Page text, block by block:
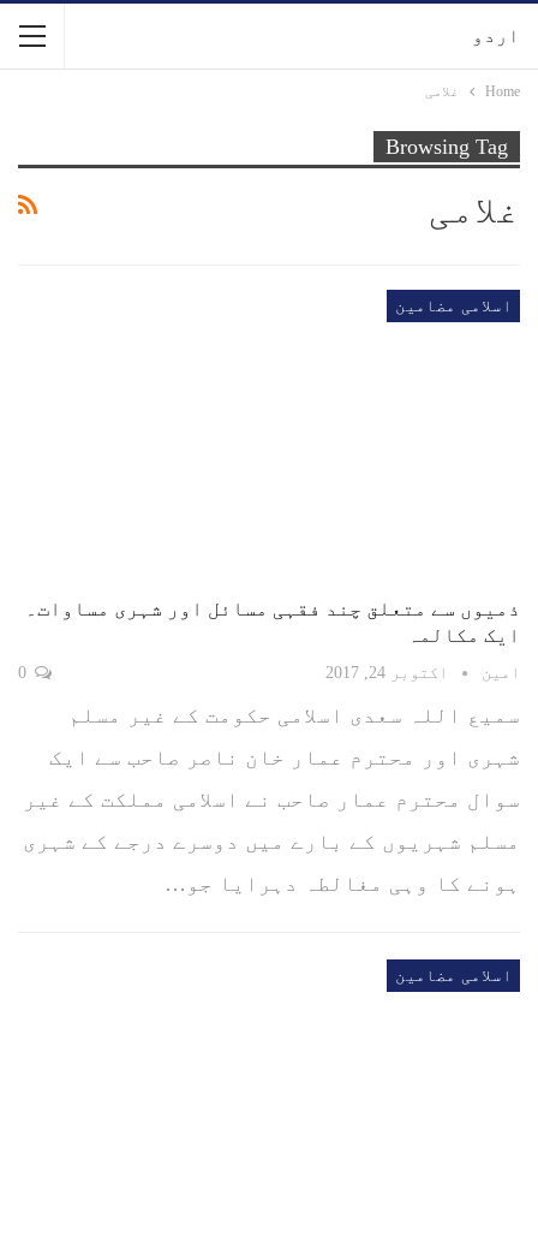
اردو
Home غلامی
Browsing Tag
غلامی
اسلامی مضامین
ذمیوں سے متعلق چند فقہی مسائل اور شہری مساوات۔
ایک مکالمہ
امین اکتوبر 24, 2017
سمیع اللہ سعدی اسلامی حکومت کے غیر مسلم
شہری اور محترم عمار خان ناصر صاحب سے ایک
سوال محترم عمار صاحب نے اسلامی مملکت کے غیر
مسلم شہریوں کے بارے میں دوسرے درجے کے شہری
ہونے کا وہی مغالطہ دہرایا جو…
اسلامی مضامین